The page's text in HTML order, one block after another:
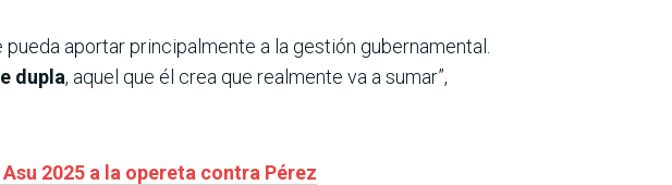
aportar principalmente a la gestión gubernamental.
dupla, aquel que él crea que realmente va a sumar”,
2025 a la opereta contra Pérez